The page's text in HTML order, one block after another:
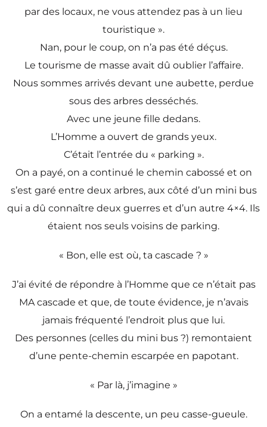
par des locaux, ne vous attendez pas à un lieu
touristique ».
Nan, pour le coup, on n’a pas été déçus.
Le tourisme de masse avait dû oublier l’affaire.
Nous sommes arrivés devant une aubette, perdue
sous des arbres desséchés.
Avec une jeune fille dedans.
L’Homme a ouvert de grands yeux.
C’était l’entrée du « parking ».
On a payé, on a continué le chemin cabossé et on
s’est garé entre deux arbres, aux côté d’un mini bus
qui a dû connaître deux guerres et d’un autre 4×4. Ils
étaient nos seuls voisins de parking.
« Bon, elle est où, ta cascade ? »
J’ai évité de répondre à l’Homme que ce n’était pas
MA cascade et que, de toute évidence, je n’avais
jamais fréquenté l’endroit plus que lui.
Des personnes (celles du mini bus ?) remontaient
d’une pente-chemin escarpée en papotant.
« Par là, j’imagine »
On a entamé la descente, un peu casse-gueule.